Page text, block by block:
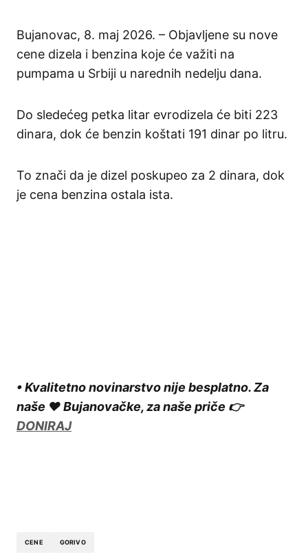
Bujanovac, 8. maj 2026. – Objavljene su nove
cene dizela i benzina koje će važiti na
pumpama u Srbiji u narednih nedelju dana.
Do sledećeg petka litar evrodizela će biti 223
dinara, dok će benzin koštati 191 dinar po litru.
To znači da je dizel poskupeo za 2 dinara, dok
je cena benzina ostala ista.
• Kvalitetno novinarstvo nije besplatno. Za
naše ❤️ Bujanovačke, za naše priče 👉
DONIRAJ
CENE GORIVO